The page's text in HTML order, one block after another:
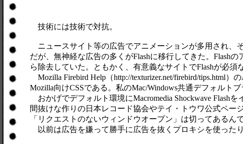
技術には技術で対抗。
ニュースサイト等の広告でアニメーションが多用され、
だが、無神経な広告の多くがFlashに移行してきた。Flash
ら除去していた。ともかく、有意義なサイトでFlashが必須
Mozilla Firebird Help（http://texturizer.net/firebird/tips.html
Mozilla向けCSSである。私のMac/Windows共通デフォルト
おかげでデフォルト環境にMacromedia Shockwave Flash
間抜けな作りの日本レコード協会やテイ・トウワ公式ペ
「リクエストのないウィンドウオープン」は切ってあるん
以前は広告を嫌って勝手に広告を抜くプロキシを使った